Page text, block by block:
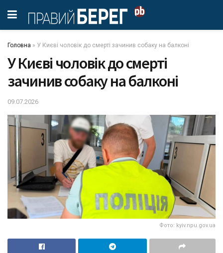
Головна » У Києві чоловік до смерті зачинив собаку на балконі
У Києві чоловік до смерті
зачинив собаку на балконі
09.07.2026
Фото: kyiv.npu.gov.ua